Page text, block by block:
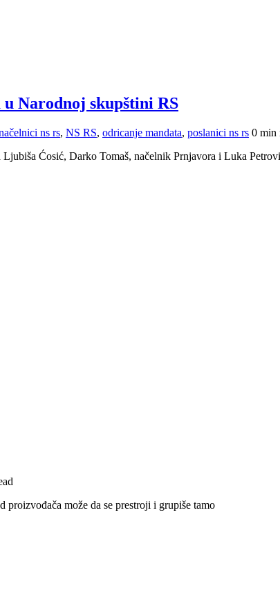
Narodnoj skupštini RS
ns rs, NS RS, odricanje mandata, poslanici ns rs 0 min
Ćosić, Darko Tomaš, načelnik Prnjavora i Luka
može da se prestroji i grupiše tamo